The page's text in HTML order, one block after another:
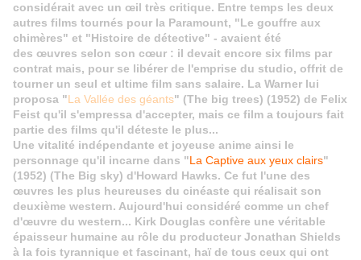
considérait avec un œil très critique. Entre temps les deux
autres films tournés pour la Paramount, "Le gouffre aux
chimères" et "Histoire de détective" - avaient été
des œuvres selon son cœur : il devait encore six films par
contrat mais, pour se libérer de l'emprise du studio, offrit de
tourner un seul et ultime film sans salaire. La Warner lui
proposa "La Vallée des géants" (The big trees) (1952) de Felix
Feist qu'il s'empressa d'accepter, mais ce film a toujours fait
partie des films qu'il déteste le plus...
Une vitalité indépendante et joyeuse anime ainsi le
personnage qu'il incarne dans "La Captive aux yeux clairs"
(1952) (The Big sky) d'Howard Hawks. Ce fut l'une des
œuvres les plus heureuses du cinéaste qui réalisait son
deuxième western. Aujourd'hui considéré comme un chef
d'œuvre du western... Kirk Douglas confère une véritable
épaisseur humaine au rôle du producteur Jonathan Shields
à la fois tyrannique et fascinant, haï de tous ceux qui ont